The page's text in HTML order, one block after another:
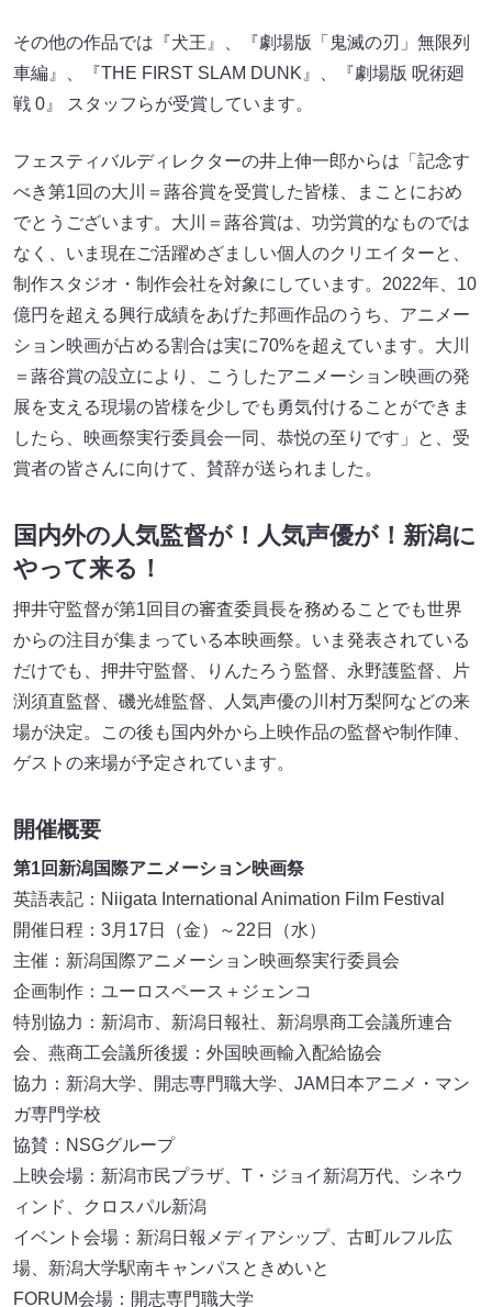
その他の作品では『犬王』、『劇場版「鬼滅の刃」無限列
車編』、『THE FIRST SLAM DUNK』、『劇場版 呪術廻
戦 0』 スタッフらが受賞しています。
フェスティバルディレクターの井上伸一郎からは「記念す
べき第1回の大川＝蕗谷賞を受賞した皆様、まことにおめ
でとうございます。大川＝蕗谷賞は、功労賞的なものでは
なく、いま現在ご活躍めざましい個人のクリエイターと、
制作スタジオ・制作会社を対象にしています。2022年、10
億円を超える興行成績をあげた邦画作品のうち、アニメー
ション映画が占める割合は実に70%を超えています。大川
＝蕗谷賞の設立により、こうしたアニメーション映画の発
展を支える現場の皆様を少しでも勇気付けることができま
したら、映画祭実行委員会一同、恭悦の至りです」と、受
賞者の皆さんに向けて、賛辞が送られました。
国内外の人気監督が！人気声優が！新潟に
やって来る！
押井守監督が第1回目の審査委員長を務めることでも世界
からの注目が集まっている本映画祭。いま発表されている
だけでも、押井守監督、りんたろう監督、永野護監督、片
渕須直監督、磯光雄監督、人気声優の川村万梨阿などの来
場が決定。この後も国内外から上映作品の監督や制作陣、
ゲストの来場が予定されています。
開催概要
第1回新潟国際アニメーション映画祭
英語表記：Niigata International Animation Film Festival
開催日程：3月17日（金）～22日（水）
主催：新潟国際アニメーション映画祭実行委員会
企画制作：ユーロスペース＋ジェンコ
特別協力：新潟市、新潟日報社、新潟県商工会議所連合
会、燕商工会議所後援：外国映画輸入配給協会
協力：新潟大学、開志専門職大学、JAM日本アニメ・マン
ガ専門学校
協賛：NSGグループ
上映会場：新潟市民プラザ、T・ジョイ新潟万代、シネウ
ィンド、クロスパル新潟
イベント会場：新潟日報メディアシップ、古町ルフル広
場、新潟大学駅南キャンパスときめいと
FORUM会場：開志専門職大学